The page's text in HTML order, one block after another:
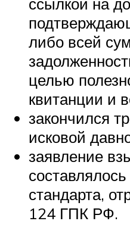
ссылкой на
либо всей
целью
квитанции и
закончился
исковой
заявление
стандарта,
124 ГПК РФ.